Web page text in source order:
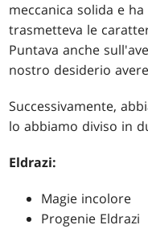
meccanica solida e
trasmetteva le
Puntava anche
nostro desiderio
Successivamente,
lo abbiamo diviso in
Eldrazi:
Magie incolore
Progenie Eldrazi